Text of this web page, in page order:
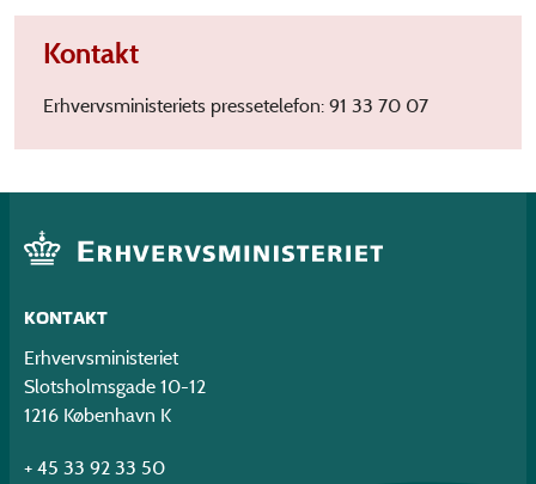
Kontakt
Erhvervsministeriets pressetelefon: 91 33 70 07
KONTAKT
Erhvervsministeriet
Slotsholmsgade 10-12
1216 København K
+ 45 33 92 33 50